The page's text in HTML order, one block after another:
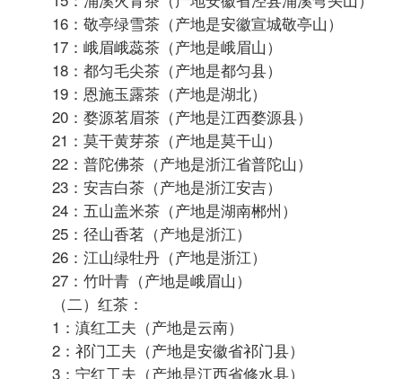
2022-5-18 08:27:17
确实是个孩子谥 中级会员 
笼统分为，绿茶，红茶，白茶，黑茶
2022-5-18 09:46:47
忆困血馆闻 中级会员